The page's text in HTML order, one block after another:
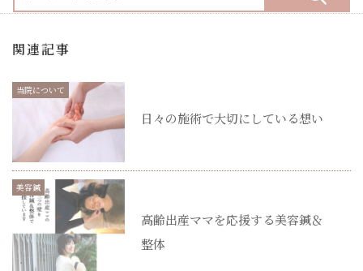
関連記事
当院について
日々の施術で大切にしている想い
美容鍼
高齢出産ママを応援する美容鍼＆
整体